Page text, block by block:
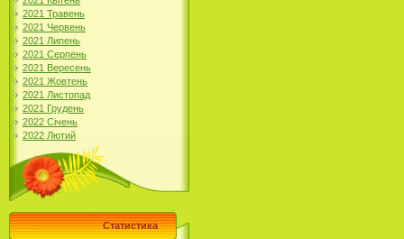
2021 Травень
2021 Червень
2021 Липень
2021 Серпень
2021 Вересень
2021 Жовтень
2021 Листопад
2021 Грудень
2022 Січень
2022 Лютий
Статистика